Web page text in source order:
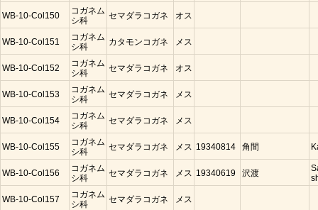
WB-10-Col150
コガネム
シ科
セマダラコガネ オス
WB-10-Col151
コガネム
シ科
カタモンコガネ メス
WB-10-Col152
コガネム
シ科
セマダラコガネ オス
WB-10-Col153
コガネム
シ科
セマダラコガネ メス
WB-10-Col154
コガネム
シ科
セマダラコガネ メス
WB-10-Col155
コガネム
シ科
セマダラコガネ メス 19340814 角間
WB-10-Col156
コガネム
シ科
セマダラコガネ メス 19340619 沢渡
WB-10-Col157
コガネム
シ科
セマダラコガネ メス